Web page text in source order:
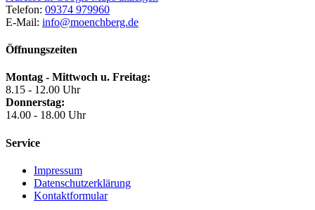
Telefon: 09374 979960
E-Mail: info@moenchberg.de
Öffnungszeiten
Montag - Mittwoch u. Freitag:
8.15 - 12.00 Uhr
Donnerstag:
14.00 - 18.00 Uhr
Service
Impressum
Datenschutzerklärung
Kontaktformular